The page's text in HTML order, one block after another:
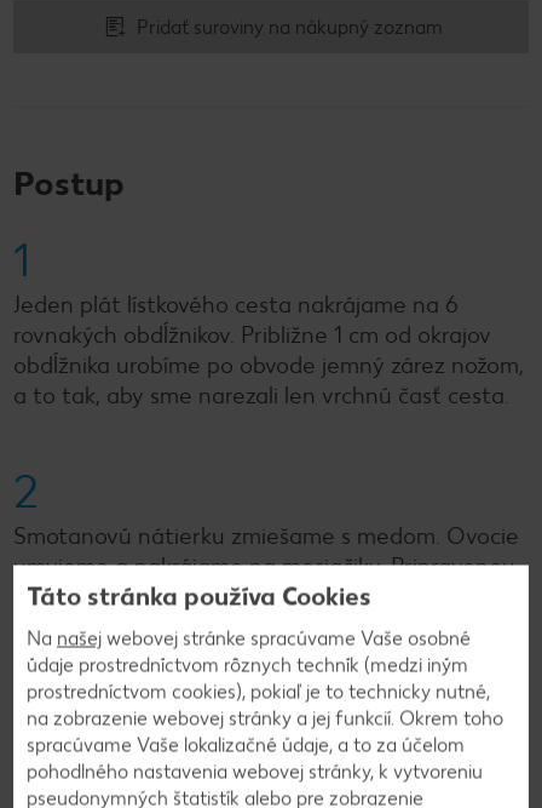
Pridať suroviny na nákupný zoznam
Postup
1
Jeden plát lístkového cesta nakrájame na 6
rovnakých obdĺžnikov. Približne 1 cm od okrajov
obdĺžnika urobíme po obvode jemný zárez nožom,
a to tak, aby sme narezali len vrchnú časť cesta.
2
Smotanovú nátierku zmiešame s medom. Ovocie
umyjeme a nakrájame na mesiačiky. Pripravenou
plnkou potrieme cesto a naukladáme naň
mesiačiky ovocia. Nakoniec posypeme trstinovým
cukrom a pečieme pri 180 °C asi 20 minút.
Späť na prehľad
Táto stránka používa Cookies
Na našej webovej stránke spracúvame Vaše osobné
údaje prostredníctvom rôznych techník (medzi iným
prostredníctvom cookies), pokiaľ je to technicky nutné,
na zobrazenie webovej stránky a jej funkcií. Okrem toho
spracúvame Vaše lokalizačné údaje, a to za účelom
pohodlného nastavenia webovej stránky, k vytvoreniu
pseudonymných štatistík alebo pre zobrazenie